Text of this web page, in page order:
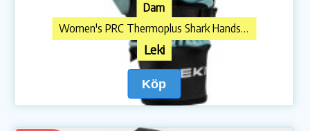
Dam
Women's PRC Thermoplus Shark Handskar
Leki
Köp